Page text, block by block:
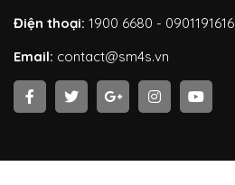
Điện thoại: 1900 6680 - 0901191616
Email: contact@sm4s.vn